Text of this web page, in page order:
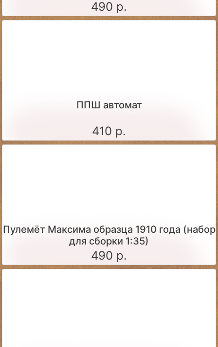
490 р.
ППШ автомат
410 р.
Пулемёт Максима образца 1910 года (набор
для сборки 1:35)
490 р.